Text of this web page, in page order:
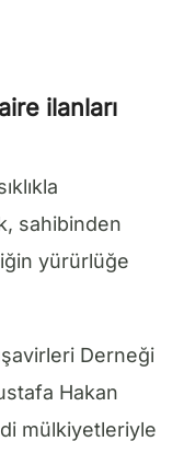
ilanları
sahibinden
yürürlüğe
Derneği
Hakan
mülkiyetleriyle